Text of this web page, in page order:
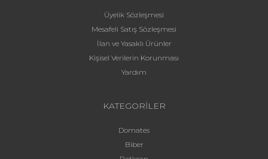
Üyelik Sözleşmesi
Mesafeli Satış Sözleşmesi
İlan ve Yasaklı Ürünler
Kişisel Verilerin Korunması
Yardım
KATEGORİLER
Domates
Biber